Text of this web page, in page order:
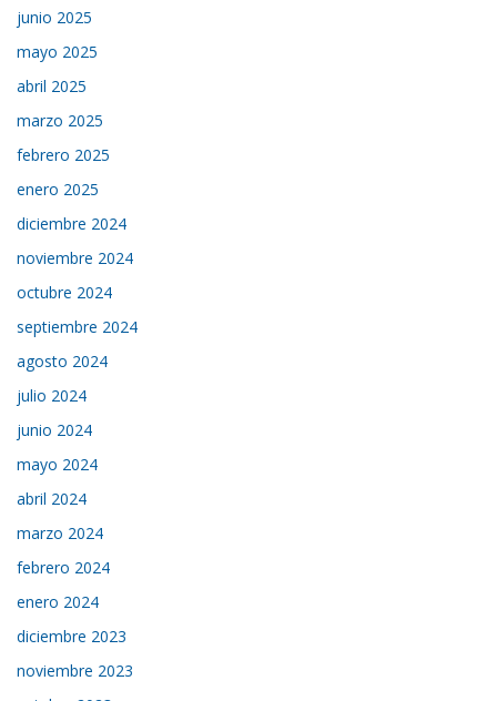
junio 2025
mayo 2025
abril 2025
marzo 2025
febrero 2025
enero 2025
diciembre 2024
noviembre 2024
octubre 2024
septiembre 2024
agosto 2024
julio 2024
junio 2024
mayo 2024
abril 2024
marzo 2024
febrero 2024
enero 2024
diciembre 2023
noviembre 2023